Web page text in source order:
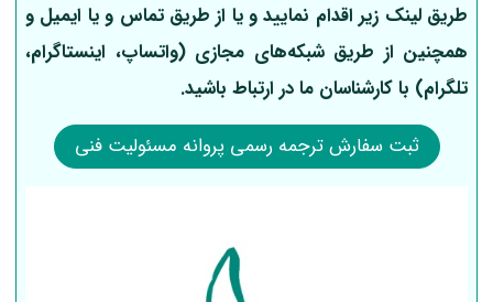
طریق لینک‌ زیر اقدام نمایید و یا از طریق تماس و یا ایمیل و
همچنین از طریق شبکه‌های مجازی (واتساپ، اینستاگرام،
تلگرام) با کارشناسان ما در ارتباط باشید.
ثبت سفارش ترجمه رسمی پروانه مسئولیت فنی